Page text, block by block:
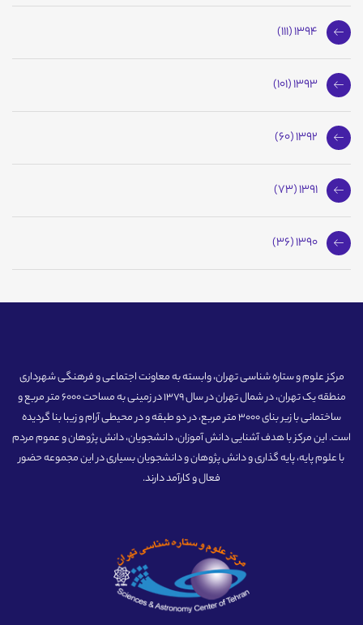
1394 (111)
1393 (101)
1392 (60)
1391 (73)
1390 (36)
مرکز علوم و ستاره شناسی تهران، وابسته به معاونت اجتماعی و فرهنگی شهرداری
منطقه یک تهران، در شمال تهران در سال 1379 در زمینی به مساحت 6000 متر مربع و
ساختمانی با زیر بنای 3000 متر مربع، در دو طبقه و در محیطی آرام و زیبا بنا گردیده
است. این مرکز با هدف آشنایی دانش آموزان، دانشجویان، دانش پژوهان و عموم مردم
با علوم پایه، پایه گذاری و دانش پژوهان و دانشجویان بسیاری در این مجموعه حضور
فعال و کارآمد دارند.